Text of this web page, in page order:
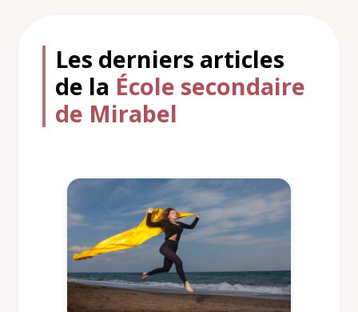
Les derniers articles
de la École secondaire
de Mirabel